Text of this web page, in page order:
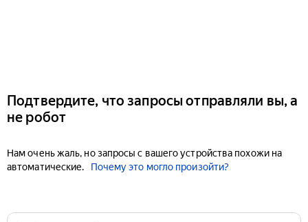
Подтвердите, что запросы отправляли вы, а
не робот
Нам очень жаль, но запросы с вашего устройства похожи на
автоматические.
Почему это могло произойти?